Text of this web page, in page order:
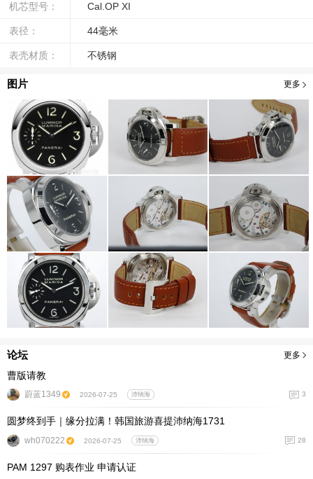
机芯型号： Cal.OP XI
表径： 44毫米
表壳材质： 不锈钢
图片 更多
论坛 更多
曹版请教
蔚蓝1349 2026-07-25 沛纳海 3
圆梦终到手｜缘分拉满！韩国旅游喜提沛纳海1731
wh070222 2026-07-25 沛纳海 28
PAM 1297 购表作业 申请认证